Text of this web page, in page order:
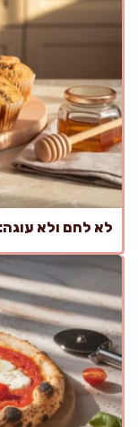
לא לחם ולא עוגה: